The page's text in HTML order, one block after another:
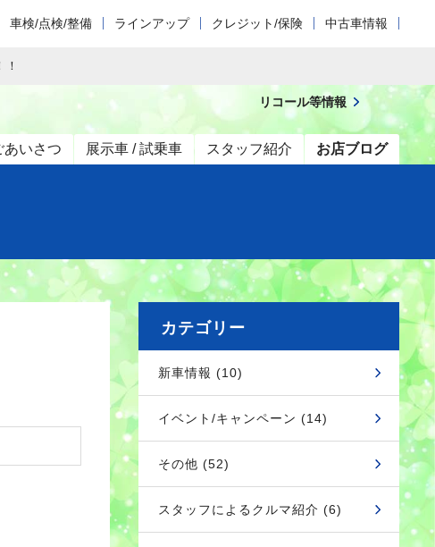
車検/点検/整備 ラインアップ クレジット/保険 中古車情報
あいさつ 展示車 / 試乗車 スタッフ紹介 お店ブログ
リコール等情報
カテゴリー
新車情報 (10)
イベント/キャンペーン (14)
その他 (52)
スタッフによるクルマ紹介 (6)